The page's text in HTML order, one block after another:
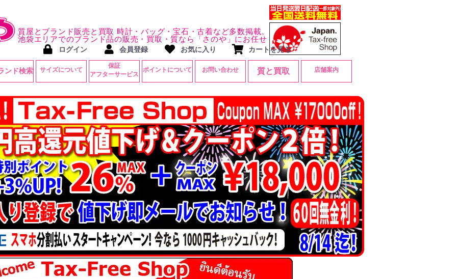
質屋とブランド販売と買取 時計・バッグ・宝石・古着など多数掲載。
池袋エリアでのブランド品の販売・買取・質なら「さのや」にお任せ
ログイン 会員登録 お気に入り カートを見る
ンド検索 サイズについて
保証
アフターサービス
ポイントについて お問い合わせ 質と買取 店舗案内